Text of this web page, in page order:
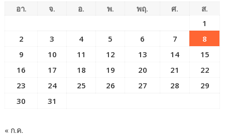
อา. จ. อ. พ. พฤ. ศ.
ส.
1
2
3 4 5 6 7
8
9
10 11 12 13 14
15
16
17 18 19 20 21
22
23
24 25 26 27 28
29
30
31
« ก.ค.